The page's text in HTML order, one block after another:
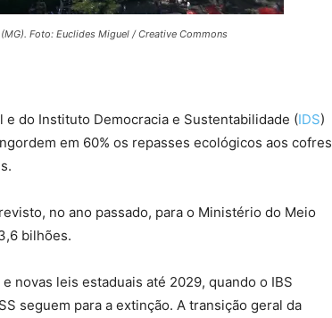
Foto: Euclides Miguel / Creative Commons
e do Instituto Democracia e Sustentabilidade (IDS)
em 60% os repasses ecológicos aos cofres
no ano passado, para o Ministério do Meio
bilhões.
novas leis estaduais até 2029, quando o IBS
seguem para a extinção. A transição geral da